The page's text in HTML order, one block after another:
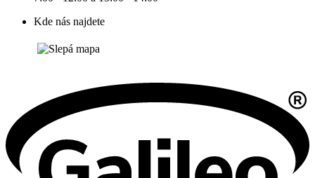
Kde nás najdete